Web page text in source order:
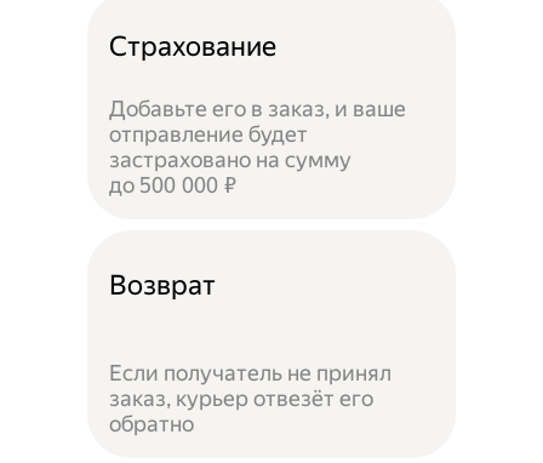
Страхование
Добавьте его в заказ, и ваше
отправление будет
застраховано на сумму
до 500 000 ₽
Возврат
Если получатель не принял
заказ, курьер отвезёт его
обратно